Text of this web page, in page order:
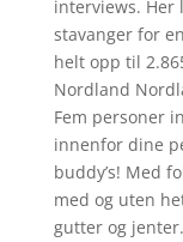
interviews. Her
stavanger for
helt opp til
Nordland
Fem personer
innenfor dine
buddy’s! Med
med og uten
gutter og